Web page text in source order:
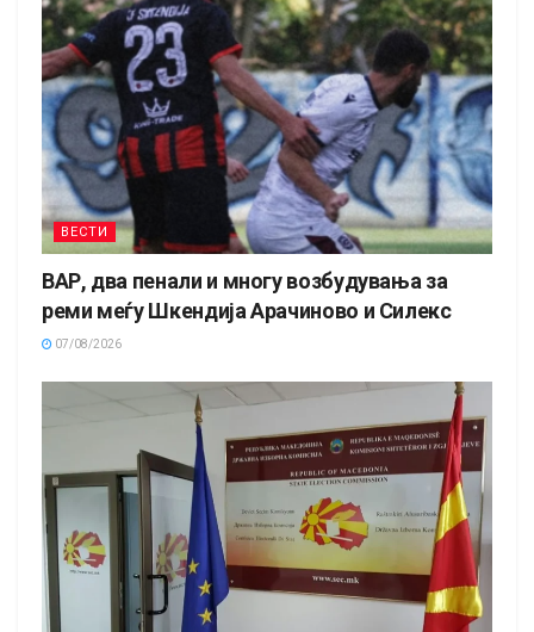
ВЕСТИ
ВАР, два пенали и многу возбудувања за
реми меѓу Шкендија Арачиново и Силекс
07/08/2026